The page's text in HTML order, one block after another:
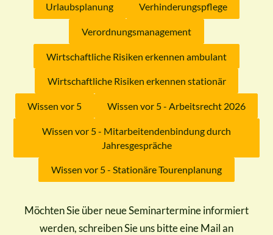
Urlaubsplanung Verhinderungspflege
Verordnungsmanagement
Wirtschaftliche Risiken erkennen ambulant
Wirtschaftliche Risiken erkennen stationär
Wissen vor 5 Wissen vor 5 - Arbeitsrecht 2026
Wissen vor 5 - Mitarbeitendenbindung durch
Jahresgespräche
Wissen vor 5 - Stationäre Tourenplanung
Möchten Sie über neue Seminartermine informiert
werden, schreiben Sie uns bitte eine Mail an